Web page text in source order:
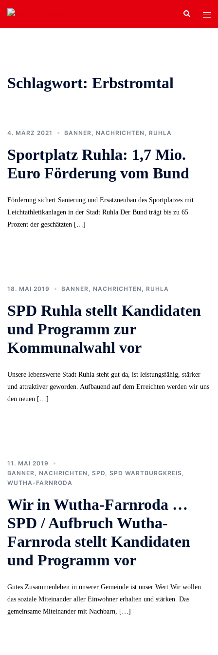
Zum
Inhalt
springen
Search
Schlagwort: Erbstromtal
4. MÄRZ 2021 BANNER NACHRICHTEN RUHLA
Sportplatz Ruhla: 1,7 Mio.
Euro Förderung vom Bund
Förderung sichert Sanierung und Ersatzneubau des Sportplatzes mit
Leichtathletikanlagen in der Stadt Ruhla Der Bund trägt bis zu 65
Prozent der geschätzten […]
18. MAI 2019 BANNER NACHRICHTEN RUHLA
SPD Ruhla stellt Kandidaten
und Programm zur
Kommunalwahl vor
Unsere lebenswerte Stadt Ruhla steht gut da, ist leistungsfähig, stärker
und attraktiver geworden. Aufbauend auf dem Erreichten werden wir uns
den neuen […]
11. MAI 2019
BANNER
NACHRICHTEN SPD SPD WARTBURGKREIS
WUTHA-FARNRODA
Wir in Wutha-Farnroda …
SPD / Aufbruch Wutha-
Farnroda stellt Kandidaten
und Programm vor
Gutes Zusammenleben in unserer Gemeinde ist unser Wert:Wir wollen
das soziale Miteinander aller Einwohner erhalten und stärken. Das
gemeinsame Miteinander mit Nachbarn, […]